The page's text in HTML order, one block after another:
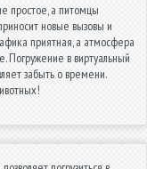
простое, а питомцы
новые вызовы и
приятная, а атмосфера
Погружение в виртуальный
забыть о времени.